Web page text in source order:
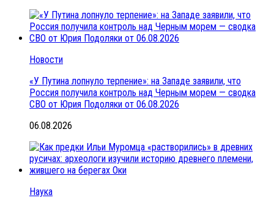
Новости
«У Путина лопнуло терпение»: на Западе заявили, что
Россия получила контроль над Черным морем — сводка
СВО от Юрия Подоляки от 06.08.2026
06.08.2026
Наука